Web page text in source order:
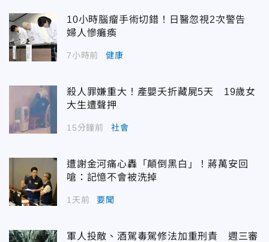
10小時腦瘤手術切錯！日醫忽視2次警告
婦人慘癱瘓
7小時前 健康
殺人罪嫌重大！產嬰夭折藏屍5天 19歲女
大生遭聲押
15分鐘前 社會
遭謝金河痛心轟「顛倒黑白」！蔣萬安回
嗆：記憶不會被洗掉
1天前 要聞
軍人投敵、酒駕毒駕修法加重刑責 週三審